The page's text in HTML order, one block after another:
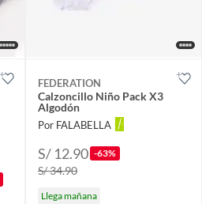
FEDERATION
Calzoncillo Niño Pack X3
Algodón
Por FALABELLA
S/ 12.90 -63%
S/ 34.90
Llega mañana